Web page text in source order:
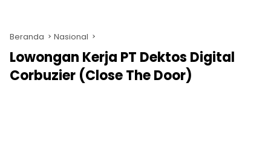
Beranda Nasional
Lowongan Kerja PT Dektos Digital
Corbuzier (Close The Door)